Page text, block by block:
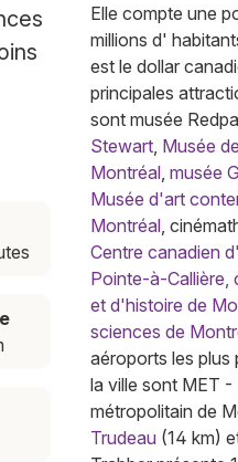
Elle compte une
millions d'
est le dollar
principales
sont musée
Stewart, Musée
Montréal, musée
Musée d'art
Montréal,
Centre canadien
Pointe-à-Callière,
et d'histoire de
sciences de
aéroports les plus
la ville sont MET
métropolitain de
Trudeau (14 km)